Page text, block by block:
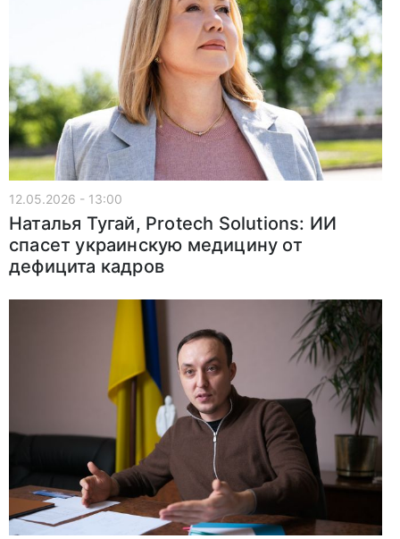
12.05.2026 - 13:00
Наталья Тугай, Protech Solutions: ИИ
спасет украинскую медицину от
дефицита кадров